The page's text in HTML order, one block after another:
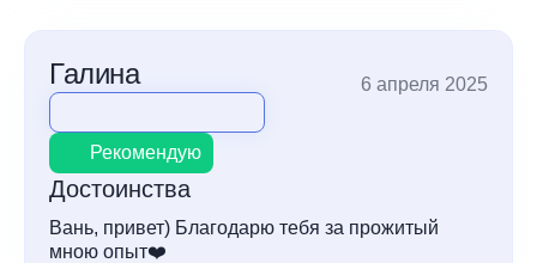
Галина 6 апреля 2025
Рекомендую
Достоинства
Вань, привет) Благодарю тебя за прожитый
мною опыт❤️